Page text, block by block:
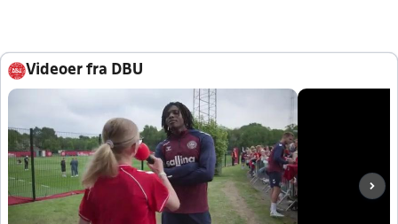
Videoer fra DBU